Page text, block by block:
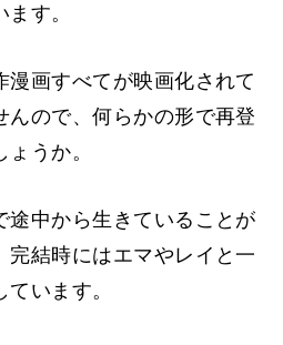
す。
漫画すべてが映画化されて
んので、何らかの形で再登
うか。
途中から生きていることが
完結時にはエマやレイと一
います。